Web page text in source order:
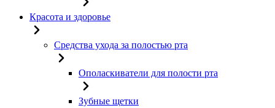
Красота и здоровье
Средства ухода за полостью рта
Ополаскиватели для полости рта
Зубные щетки